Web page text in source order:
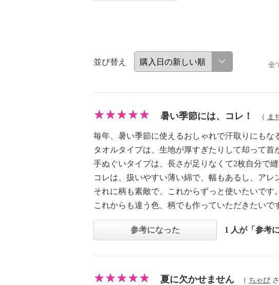
並び替え 全
暑い季節には、コレ！ （ ま
毎年、暑い季節に使えるおしゃれで汗取りにもな
タオルタイプは、生地が厚すぎたりして却って首
手ぬぐいタイプは、長さが足りなくて2枚自分で
コレは、扱いやすい薄い綿で、幅もあるし、アレ
それに柄も素敵で、これからずっと使いたいです。
これからも違う色、柄でも作っていただきたいで
参考になった 1 人が「参考
夏に欠かせません （ ちゃぴさ